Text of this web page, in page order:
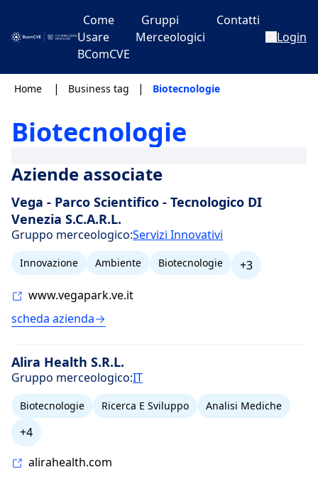
Come
Usare
BComCVE
Gruppi
Merceologici
Contatti
Login
Home | Business tag | Biotecnologie
Biotecnologie
Aziende associate
Vega - Parco Scientifico - Tecnologico DI
Venezia S.C.A.R.L.
Gruppo merceologico:Servizi Innovativi
Innovazione Ambiente Biotecnologie
+3
www.vegapark.ve.it
scheda azienda
Alira Health S.R.L.
Gruppo merceologico:IT
Biotecnologie Ricerca E Sviluppo Analisi Mediche
+4
alirahealth.com